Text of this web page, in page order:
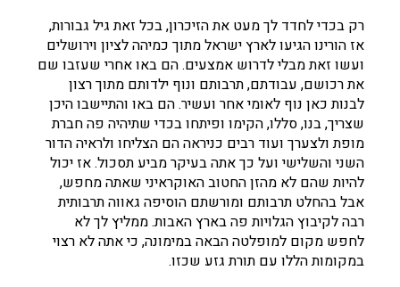
רק בכדי לחדד לך מעט את הזיכרון, בכל זאת גיל גבורות,
אז הורינו הגיעו לארץ ישראל מתוך כמיהה לציון וירושלים
ועשו זאת מבלי לדרוש אמצעים. הם באו אחרי שעזבו שם
את רכושם, עבודתם, תרבותם ונוף ילדותם מתוך רצון
לבנות כאן נוף לאומי אחר ועשיר. הם באו והתיישבו היכן
שצריך, בנו, סללו, הקימו ופיתחו בכדי שתיהיה פה חברת
מופת ולצערך ועוד רבים כניראה הם הצליחו ולראיה הדור
השני והשלישי ועל כך אתה בעיקר מביע תסכול. אז יכול
להיות שהם לא מהזן החטוב האוקראיני שאתה מחפש,
אבל בהחלט תרבותם ומורשתם הוסיפה גאווה תרבותית
רבה לקיבוץ הגלויות פה בארץ האבות. ממליץ לך לא
לחפש מקום למופלטה הבאה במימונה, כי אתה לא רצוי
במקומות הללו עם תורת גזע שכזו.